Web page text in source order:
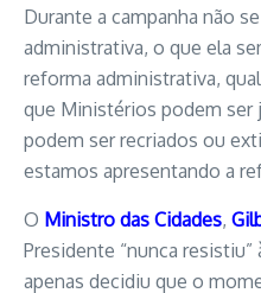
Durante a campanha não
administrativa, o que ela
reforma administrativa,
que Ministérios podem
podem ser recriados ou
estamos apresentando a
O Ministro das Cidades,
Presidente “nunca
apenas decidiu que o